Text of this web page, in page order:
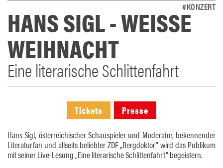
#KONZERT
HANS SIGL - WEISSE W
EIHNACHT
Eine literarische Schlittenfahrt
Tickets Presse
Hans Sigl, österreichischer Schauspieler und Moderator, bekennender
Literaturfan und allseits beliebter ZDF „Bergdoktor“ wird das Publikum
mit seiner Live-Lesung „Eine literarische Schlittenfahrt“ begeistern.